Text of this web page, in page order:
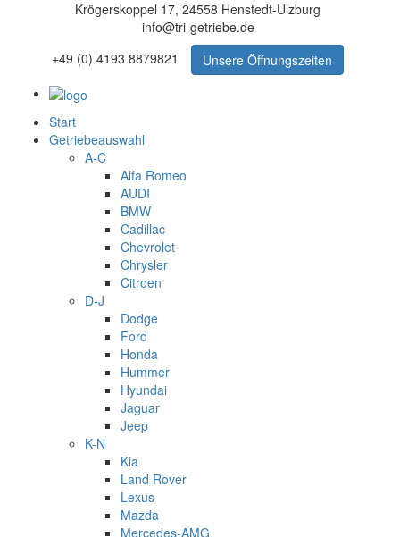
Krögerskoppel 17, 24558 Henstedt-Ulzburg
info@tri-getriebe.de
+49 (0) 4193 8879821
Unsere Öffnungszeiten
Start
Getriebeauswahl
A-C
Alfa Romeo
AUDI
BMW
Cadillac
Chevrolet
Chrysler
Citroen
D-J
Dodge
Ford
Honda
Hummer
Hyundai
Jaguar
Jeep
K-N
Kia
Land Rover
Lexus
Mazda
Mercedes-AMG